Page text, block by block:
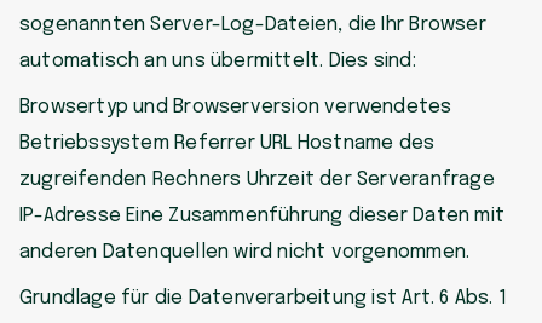
sogenannten Server-Log-Dateien, die Ihr Browser
automatisch an uns übermittelt. Dies sind:
Browsertyp und Browserversion verwendetes
Betriebssystem Referrer URL Hostname des
zugreifenden Rechners Uhrzeit der Serveranfrage
IP-Adresse Eine Zusammenführung dieser Daten mit
anderen Datenquellen wird nicht vorgenommen.
Grundlage für die Datenverarbeitung ist Art. 6 Abs. 1